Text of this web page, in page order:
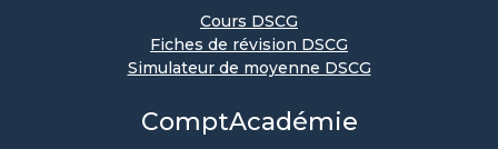
Cours DSCG
Fiches de révision DSCG
Simulateur de moyenne DSCG
ComptAcadémie